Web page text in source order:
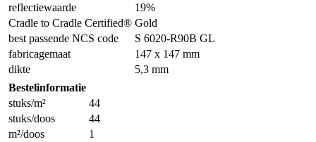
reflectiewaarde
19%
Cradle to Cradle Certified® Gold
best passende NCS code
S 6020-R90B GL
fabricagemaat
147 x 147 mm
dikte
5,3 mm
Bestelinformatie
stuks/m²
44
stuks/doos
44
m²/doos
1